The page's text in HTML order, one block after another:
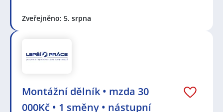
Zveřejněno: 5. srpna
Montážní dělník • mzda 30
000Kč • 1 směny • nástupní